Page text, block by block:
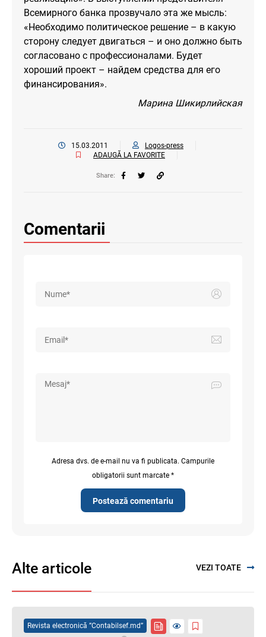
Всемирного банка прозвучало эта же мысль:
«Необходимо политическое решение – в какую
сторону следует двигаться – и оно должно быть
согласовано с профессионалами. Будет
хороший проект – найдем средства для его
финансирования».
Марина Шикирлийская
15.03.2011
Logos-press
ADAUGĂ LA FAVORITE
Share:
Comentarii
Postează comentariu
Adresa dvs. de e-mail nu va fi publicata. Campurile
obligatorii sunt marcate *
Alte articole VEZI TOATE
Revista electronică ”Contabilsef.md”